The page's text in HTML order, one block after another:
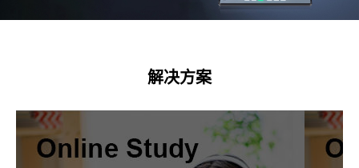
解决方案